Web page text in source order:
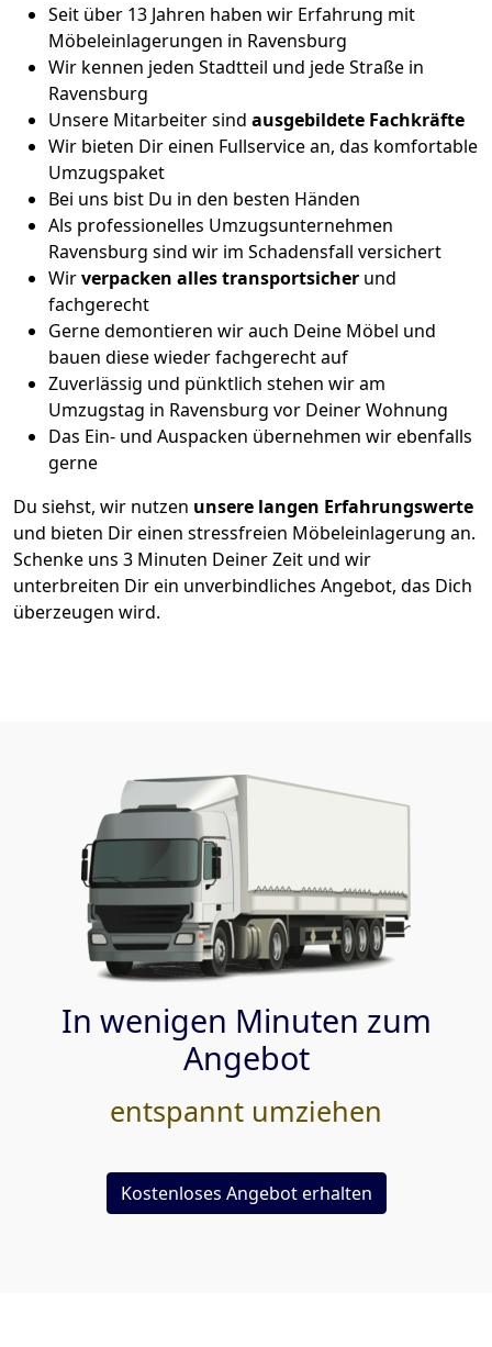
Seit über 13 Jahren haben wir Erfahrung mit
Möbeleinlagerungen in Ravensburg
Wir kennen jeden Stadtteil und jede Straße in
Ravensburg
Unsere Mitarbeiter sind ausgebildete Fachkräfte
Wir bieten Dir einen Fullservice an, das komfortable
Umzugspaket
Bei uns bist Du in den besten Händen
Als professionelles Umzugsunternehmen
Ravensburg sind wir im Schadensfall versichert
Wirverpacken alles transportsicher und
fachgerecht
Gerne demontieren wir auch Deine Möbel und
bauen diese wieder fachgerecht auf
Zuverlässig und pünktlich stehen wir am
Umzugstag in Ravensburg vor Deiner Wohnung
Das Ein- und Auspacken übernehmen wir ebenfalls
gerne
Du siehst, wir nutzen unsere langen Erfahrungswerte
und bieten Dir einen stressfreien Möbeleinlagerung an.
Schenke uns 3 Minuten Deiner Zeit und wir
unterbreiten Dir ein unverbindliches Angebot, das Dich
überzeugen wird.
In wenigen Minuten zum
Angebot
entspannt umziehen
Kostenloses Angebot erhalten